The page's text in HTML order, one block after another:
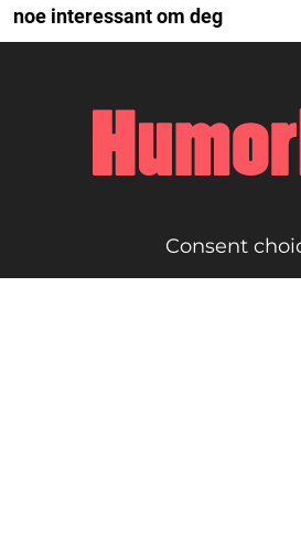
noe interessant om deg
Consent